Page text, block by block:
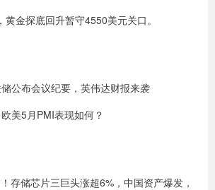
金探底回升暂守4550美元关口。
公布会议纪要，英伟达财报来袭
美5月PMI表现如何？
存储芯片三巨头涨超6%，中国资产爆发，